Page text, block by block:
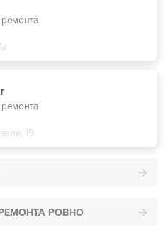
19
РОВНО